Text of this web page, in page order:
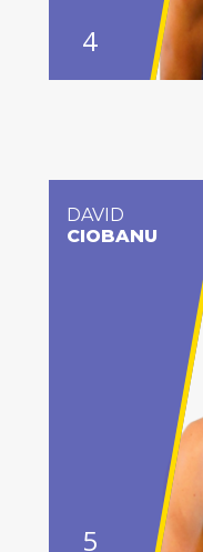
4
DAVID
CIOBANU
5